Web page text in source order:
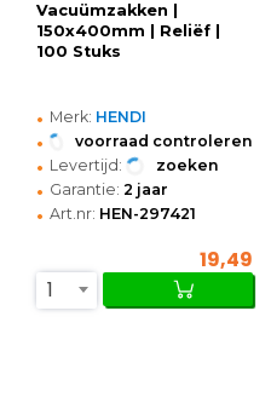
Vacuümzakken |
150x400mm | Reliëf |
100 Stuks
• Merk: HENDI
• voorraad controleren
• Levertijd: zoeken
• Garantie: 2 jaar
• Art.nr: HEN-297421
19,49
1